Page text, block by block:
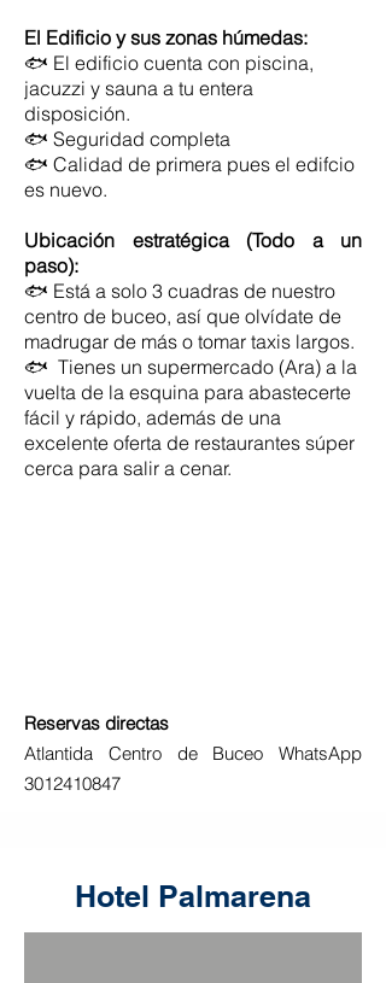
El Edificio y sus zonas húmedas:
🐟 El edificio cuenta con piscina,
jacuzzi y sauna a tu entera
disposición.
🐟 Seguridad completa
🐟 Calidad de primera pues el edifcio
es nuevo.
Ubicación estratégica (Todo a un
paso):
🐟 Está a solo 3 cuadras de nuestro
centro de buceo, así que olvídate de
madrugar de más o tomar taxis largos.
🐟 Tienes un supermercado (Ara) a la
vuelta de la esquina para abastecerte
fácil y rápido, además de una
excelente oferta de restaurantes súper
cerca para salir a cenar.
Reservas directas
Atlantida Centro de Buceo WhatsApp
3012410847
Hotel Palmarena